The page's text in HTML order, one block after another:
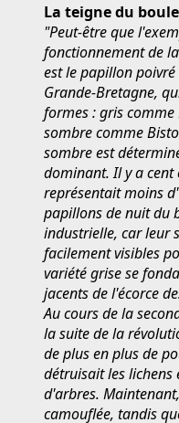
La teigne du
"Peut-être que
fonctionnement de
est le papillon
Grande-Bretagne,
formes : gris
sombre comme
sombre est
dominant. Il y a
représentait moins
papillons de nuit du
industrielle, car leur
facilement visibles
variété grise se
jacents de l'écorce
Au cours de la
la suite de la
de plus en plus de
détruisait les lichens
d'arbres.
camouflée, tandis